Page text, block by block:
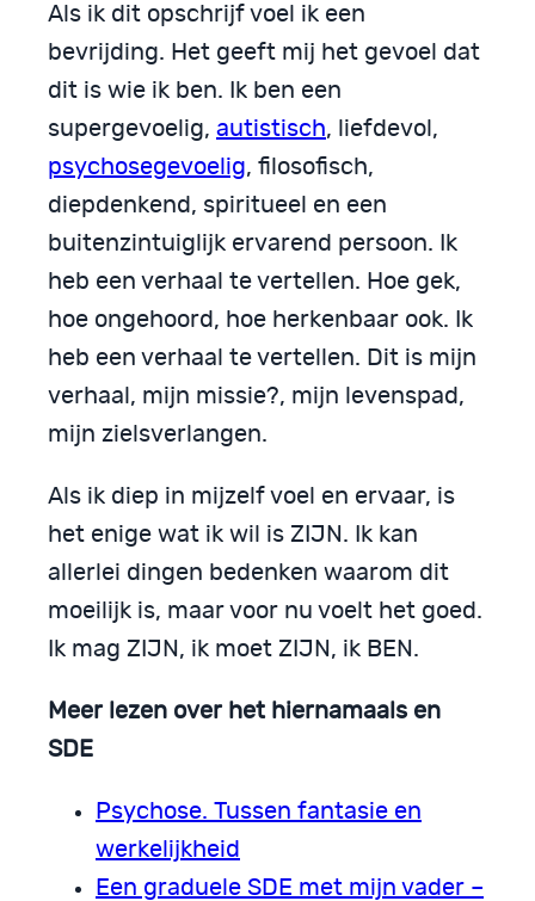
Als ik dit opschrijf voel ik een
bevrijding. Het geeft mij het gevoel dat
dit is wie ik ben. Ik ben een
supergevoelig, autistisch, liefdevol,
psychosegevoelig, filosofisch,
diepdenkend, spiritueel en een
buitenzintuiglijk ervarend persoon. Ik
heb een verhaal te vertellen. Hoe gek,
hoe ongehoord, hoe herkenbaar ook. Ik
heb een verhaal te vertellen. Dit is mijn
verhaal, mijn missie?, mijn levenspad,
mijn zielsverlangen.
Als ik diep in mijzelf voel en ervaar, is
het enige wat ik wil is ZIJN. Ik kan
allerlei dingen bedenken waarom dit
moeilijk is, maar voor nu voelt het goed.
Ik mag ZIJN, ik moet ZIJN, ik BEN.
Meer lezen over het hiernamaals en
SDE
Psychose. Tussen fantasie en
werkelijkheid
Een graduele SDE met mijn vader –